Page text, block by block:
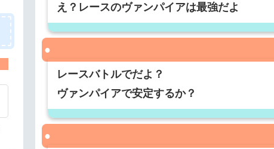
え？レースのヴァンパイアは最強だよ
レースバトルでだよ？
ヴァンパイアで安定するか？